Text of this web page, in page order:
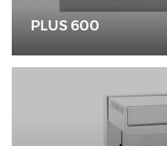
PLUS 600